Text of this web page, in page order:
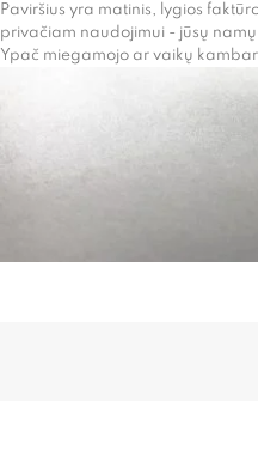
Paviršius yra matinis, lygios
privačiam naudojimui - jūsų namų
Ypač miegamojo ar vaikų